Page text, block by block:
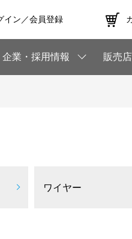
イン／会員登録
企業・採用情報 販売
ワイヤー